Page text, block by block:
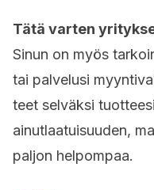
Tätä varten
Sinun on myös
tai palvelusi
teet selväksi
ainutlaatuisuuden,
paljon helpompaa.